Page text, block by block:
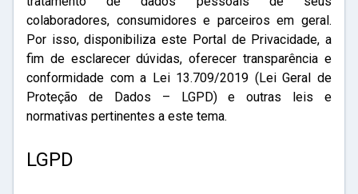
colaboradores, consumidores e parceiros em geral.
Por isso, disponibiliza este Portal de Privacidade, a
fim de esclarecer dúvidas, oferecer transparência e
conformidade com a Lei 13.709/2019 (Lei Geral de
Proteção de Dados – LGPD) e outras leis e
normativas pertinentes a este tema.
LGPD